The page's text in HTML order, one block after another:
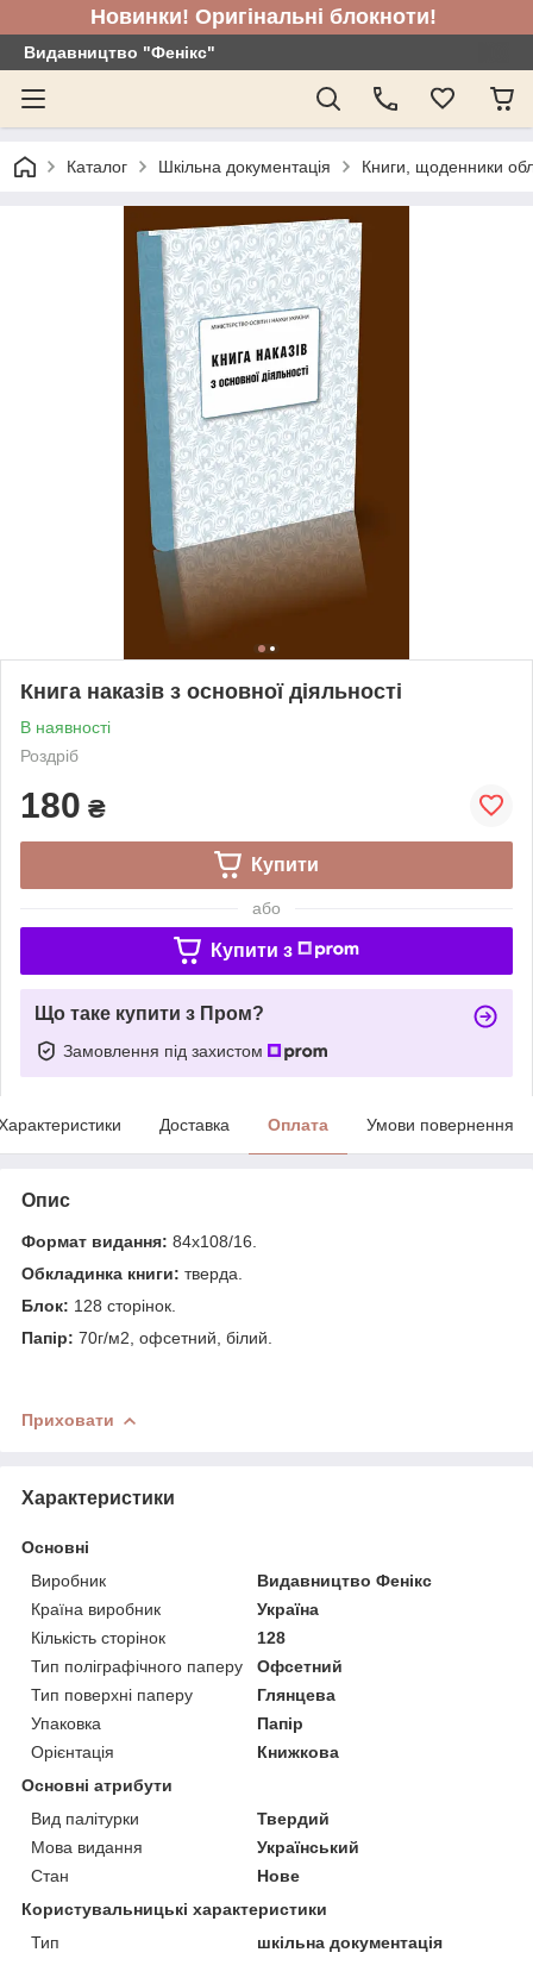
Новинки! Оригінальні блокноти!
Видавництво "Фенікс"
Каталог Шкільна документація Книги, щоденники
Книга наказів з основної діяльності
В наявності
Роздріб
180 ₴
Купити
або
Купити з
Що таке купити з Пром?
Замовлення під захистом
Доставка Оплата Умови повернення
Опис
Формат видання: 84х108/16.
Обкладинка книги: тверда.
Блок: 128 сторінок.
Папір: 70г/м2, офсетний, білий.
Приховати
Характеристики
Основні
Виробник
Видавництво Фенікс
Країна виробник
Україна
Кількість сторінок
128
Тип поліграфічного паперу
Офсетний
Тип поверхні паперу
Глянцева
Упаковка
Папір
Орієнтація
Книжкова
Основні атрибути
Вид палітурки
Твердий
Мова видання
Український
Стан
Нове
Користувальницькі характеристики
Тип
шкільна документація